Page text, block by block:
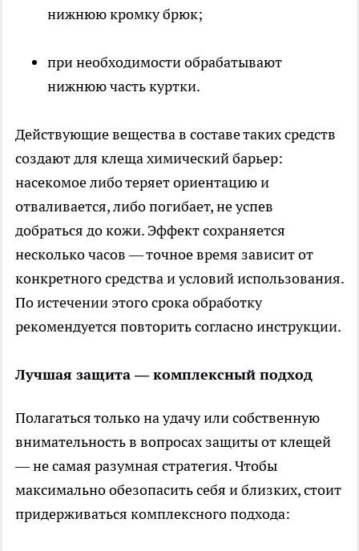
нижнюю кромку брюк;
при необходимости обрабатывают
нижнюю часть куртки.
Действующие вещества в составе таких средств
создают для клеща химический барьер:
насекомое либо теряет ориентацию и
отваливается, либо погибает, не успев
добраться до кожи. Эффект сохраняется
несколько часов — точное время зависит от
конкретного средства и условий использования.
По истечении этого срока обработку
рекомендуется повторить согласно инструкции.
Лучшая защита — комплексный подход
Полагаться только на удачу или собственную
внимательность в вопросах защиты от клещей
— не самая разумная стратегия. Чтобы
максимально обезопасить себя и близких, стоит
придерживаться комплексного подхода: